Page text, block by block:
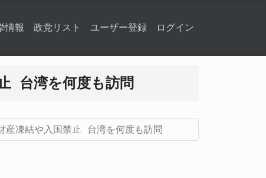
情報 政党リスト ユーザー登録 ログイン
台湾を何度も訪問
産凍結や入国禁止 台湾を何度も訪問